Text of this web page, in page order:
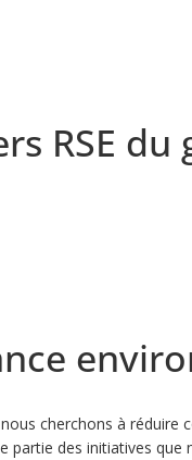
RSE
cherchons à réduire
partie des initiatives